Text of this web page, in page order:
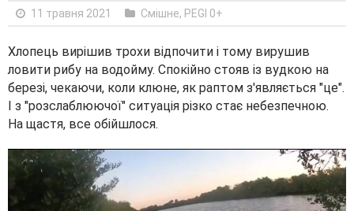
11 травня 2021 Смішне, PEGI 0+
Хлопець вирішив трохи відпочити і тому вирушив
ловити рибу на водойму. Спокійно стояв із вудкою на
березі, чекаючи, коли клюне, як раптом з'являється "це".
І з "розслаблюючої" ситуація різко стає небезпечною.
На щастя, все обійшлося.
d